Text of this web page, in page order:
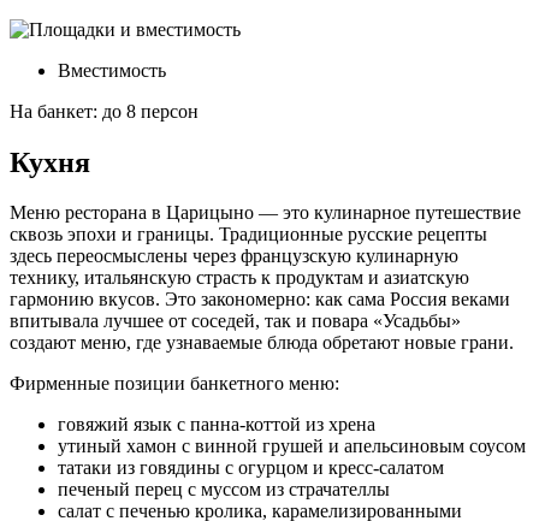
Вместимость
На банкет: до 8 персон
Кухня
Меню ресторана в Царицыно — это кулинарное путешествие
сквозь эпохи и границы. Традиционные русские рецепты
здесь переосмыслены через французскую кулинарную
технику, итальянскую страсть к продуктам и азиатскую
гармонию вкусов. Это закономерно: как сама Россия веками
впитывала лучшее от соседей, так и повара «Усадьбы»
создают меню, где узнаваемые блюда обретают новые грани.
Фирменные позиции банкетного меню:
говяжий язык с панна-коттой из хрена
утиный хамон с винной грушей и апельсиновым соусом
татаки из говядины с огурцом и кресс-салатом
печеный перец с муссом из страчателлы
салат с печенью кролика, карамелизированными